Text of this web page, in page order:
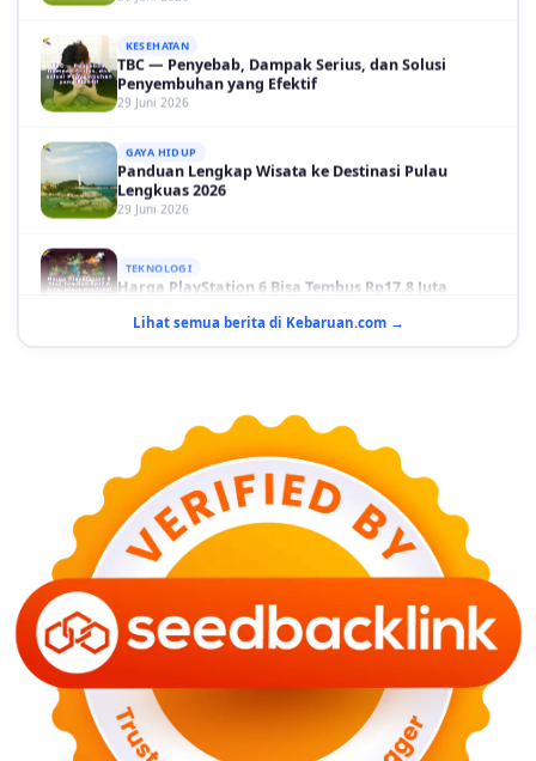
TBC — Penyebab, Dampak Serius, dan Solusi
Penyembuhan yang Efektif
29 Juni 2026
Panduan Lengkap Wisata ke Destinasi Pulau
Lengkuas 2026
29 Juni 2026
Harga PlayStation 6 Bisa Tembus Rp17,8 Juta
29 Juni 2026
KESEHATAN
Bahaya Memakai Softlens untuk Mata yang Jarang
Diketahui
29 Juni 2026
NASIONAL
PLN Kalimantan Lakukan Manajemen Beban
Akibat Gangguan PLTGU
29 Juni 2026
Harga Minyak Dunia Hari Ini Naik, WTI dan Brent
Sama-sama Menguat
30 Juni 2026
Lihat semua berita di Kebaruan.com →